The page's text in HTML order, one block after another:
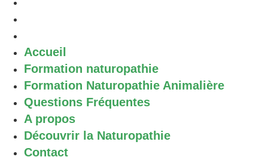
Accueil
Formation naturopathie
Formation Naturopathie Animalière
Questions Fréquentes
A propos
Découvrir la Naturopathie
Contact